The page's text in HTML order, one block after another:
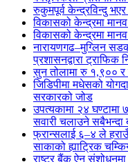
रुकुमपूर्व केन्द्रविन्दु
विकासको केन्द्रमा
विकासको केन्द्रमा
नारायणगढ–मुग्लिन
प्रशासनद्वारा ट्राफिक
सुन तोलामा रु १,९०० र
जिडिपीमा मधेसको
सरकारको जोड
उपत्यकामा २४ घण्टामा
सवारी चलाउने सबैभन्दा
फ्रान्सलाई ६–४ ले
साकाको ह्याट्रिक
राष्ट्र बैंक ऐन